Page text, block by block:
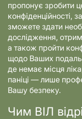
пропонує зробити
конфіденційності,
зможете здати
дослідження,
а також пройти
щодо Ваших
де немає місця
паніці — лише
Вашу безпеку.
Чим ВІЛ